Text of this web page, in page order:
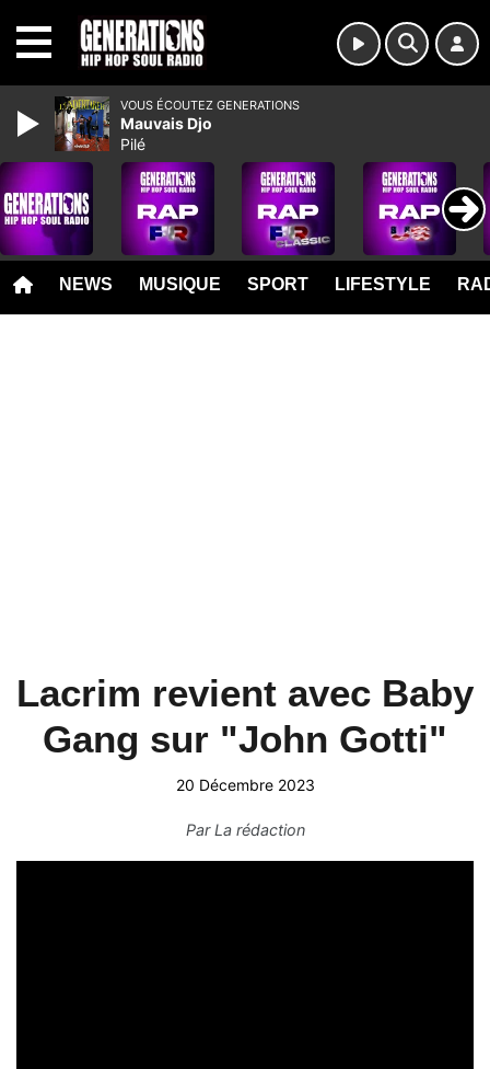
NEWS MUSIQUE SPORT LIFESTYLE
Lacrim revient avec Baby
Gang sur "John Gotti"
20 Décembre 2023
ParLa rédaction
VOUS ÉCOUTEZ GENERATIONS
Mauvais Djo
Pilé